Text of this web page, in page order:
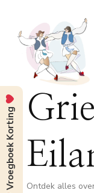
Ontdek alles
Vroegboek Korting